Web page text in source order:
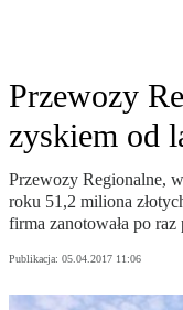
Przewozy
zyskiem od
Przewozy Regionalne,
roku 51,2 miliona
firma zanotowała po
Publikacja: 05.04.2017 11:06